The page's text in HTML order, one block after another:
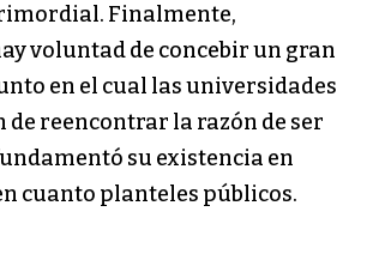
Finalmente,
voluntad de concebir un gran
en el cual las universidades
de reencontrar la razón de ser
su existencia en
cuanto planteles públicos.